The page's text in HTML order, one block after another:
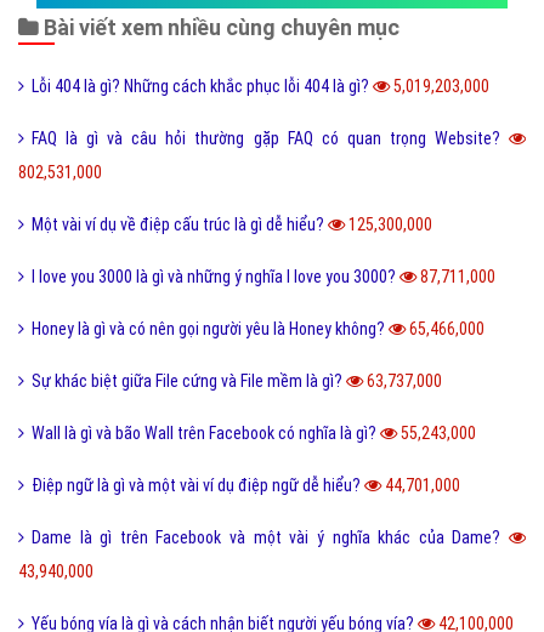
Bài viết xem nhiều cùng chuyên mục
Lỗi 404 là gì? Những cách khắc phục lỗi 404 là gì? 5,019,203,000
FAQ là gì và câu hỏi thường gặp FAQ có quan trọng Website?
802,531,000
Một vài ví dụ về điệp cấu trúc là gì dễ hiểu? 125,300,000
I love you 3000 là gì và những ý nghĩa I love you 3000? 87,711,000
Honey là gì và có nên gọi người yêu là Honey không? 65,466,000
Sự khác biệt giữa File cứng và File mềm là gì? 63,737,000
Wall là gì và bão Wall trên Facebook có nghĩa là gì? 55,243,000
Điệp ngữ là gì và một vài ví dụ điệp ngữ dễ hiểu? 44,701,000
Dame là gì trên Facebook và một vài ý nghĩa khác của Dame?
43,940,000
Yếu bóng vía là gì và cách nhận biết người yếu bóng vía? 42,100,000